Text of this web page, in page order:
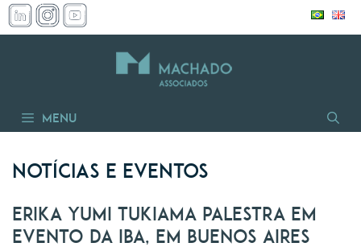
Pular
para
Menu
Notícias e Eventos
Erika Yumi Tukiama palestra em
evento da IBA, em Buenos Aires